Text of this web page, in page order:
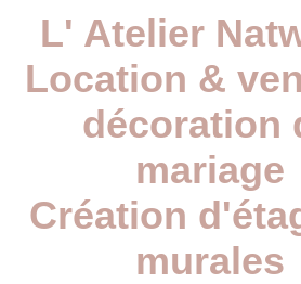
L' Atelier
Location &
décoration
mariage
Création
murales